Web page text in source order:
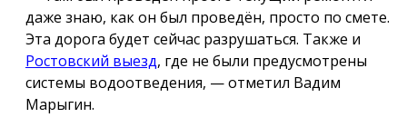
даже знаю, как он был проведён, просто по смете.
Эта дорога будет сейчас разрушаться. Также и
Ростовский выезд, где не были предусмотрены
системы водоотведения, — отметил Вадим
Марыгин.